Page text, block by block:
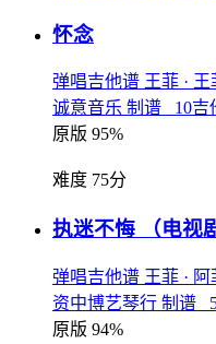
怀念
弹唱吉他谱 王菲 · 王
诚意音乐 制谱 10吉
原版 95%
难度 75分
执迷不悔 （电视
弹唱吉他谱 王菲 ·
资中博艺琴行 制谱
原版 94%